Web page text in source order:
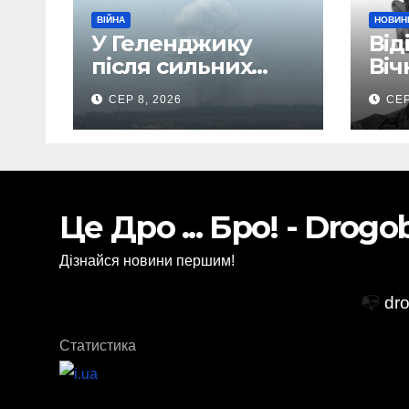
ВІЙНА
У Геленджику
після сильних
вибухів почалася
масова евакуація
СЕР 8, 2026
Це Дро ... Бро! -
Дізнайся новини першим!
📭
Статистика